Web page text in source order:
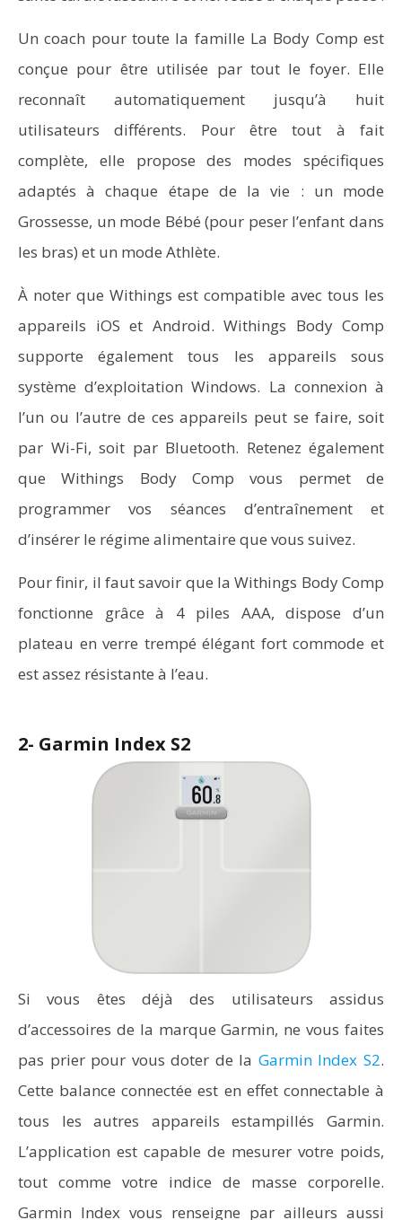
Un coach pour toute la famille La Body Comp est
conçue pour être utilisée par tout le foyer. Elle
reconnaît automatiquement jusqu’à huit
utilisateurs différents. Pour être tout à fait
complète, elle propose des modes spécifiques
adaptés à chaque étape de la vie : un mode
Grossesse, un mode Bébé (pour peser l’enfant dans
les bras) et un mode Athlète.
À noter que Withings est compatible avec tous les
appareils iOS et Android. Withings Body Comp
supporte également tous les appareils sous
système d’exploitation Windows. La connexion à
l’un ou l’autre de ces appareils peut se faire, soit
par Wi-Fi, soit par Bluetooth. Retenez également
que Withings Body Comp vous permet de
programmer vos séances d’entraînement et
d’insérer le régime alimentaire que vous suivez.
Pour finir, il faut savoir que la Withings Body Comp
fonctionne grâce à 4 piles AAA, dispose d’un
plateau en verre trempé élégant fort commode et
est assez résistante à l’eau.
2- Garmin Index S2
Si vous êtes déjà des utilisateurs assidus
d’accessoires de la marque Garmin, ne vous faites
pas prier pour vous doter de la Garmin Index S2.
Cette balance connectée est en effet connectable à
tous les autres appareils estampillés Garmin.
L’application est capable de mesurer votre poids,
tout comme votre indice de masse corporelle.
Garmin Index vous renseigne par ailleurs aussi